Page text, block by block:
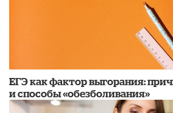
​ЕГЭ как фактор выгорания:
и способы «обезболивания»